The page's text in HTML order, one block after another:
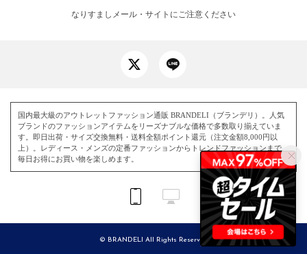
なりすましメール・サイトにご注意ください
国内最大級のアウトレットファッション通販 BRANDELI（ブランデリ）。人気
ブランドのファッションアイテムをリーズナブルな価格で多数取り揃えていま
す。即日出荷・サイズ交換無料・送料全額ポイント還元（注文金額8,000円以
上）。レディース・メンズの定番ファッションからトレンドファッションまで、
毎日お得にお買い物を楽しめます。
© BRANDELI All Rights Reserved